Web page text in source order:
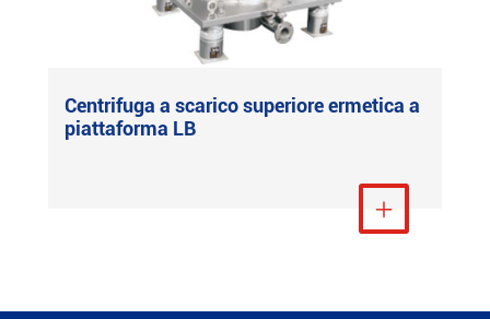
Centrifuga a scarico superiore ermetica a
piattaforma LB
Visualizza altro
